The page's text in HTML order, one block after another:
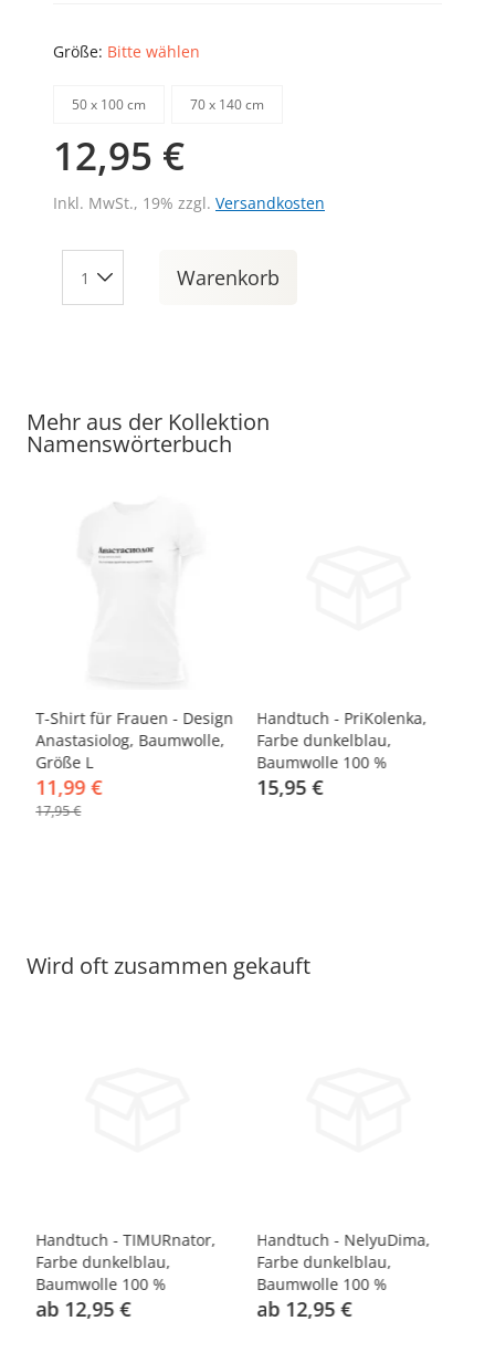
Größe: Bitte wählen
50 х 100 cm 70 х 140 cm
12,95 €
Inkl. MwSt., 19% zzgl. Versandkosten
Warenkorb
Mehr aus der Kollektion
Namenswörterbuch
-33%
T-Shirt für Frauen - Design
Anastasiolog, Baumwolle,
Größe L
11,99 €
17,95 €
Handtuch - PriKolenka,
Farbe dunkelblau,
Baumwolle 100 %
15,95 €
Wird oft zusammen gekauft
Handtuch - TIMURnator,
Farbe dunkelblau,
Baumwolle 100 %
ab 12,95 €
Handtuch - NelyuDima,
Farbe dunkelblau,
Baumwolle 100 %
ab 12,95 €